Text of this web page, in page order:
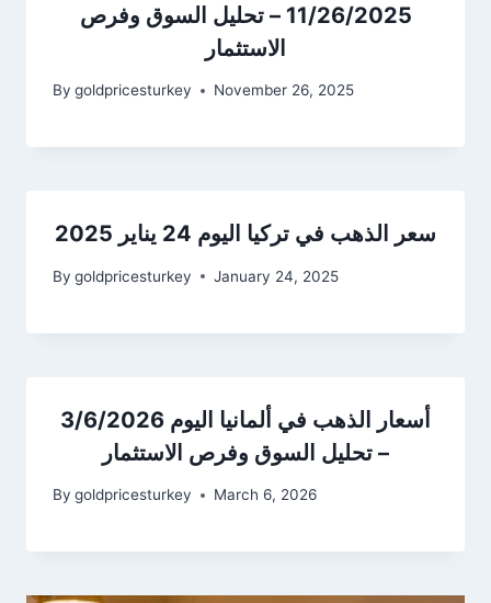
11/26/2025 – تحليل السوق وفرص
الاستثمار
By goldpricesturkey November 26, 2025
سعر الذهب في تركيا اليوم 24 يناير 2025
By goldpricesturkey January 24, 2025
أسعار الذهب في ألمانيا اليوم 3/6/2026
– تحليل السوق وفرص الاستثمار
By goldpricesturkey March 6, 2026